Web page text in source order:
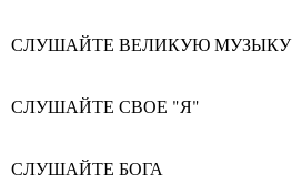
СЛУШАЙТЕ ВЕЛИКУЮ МУЗЫКУ
СЛУШАЙТЕ СВОЕ "Я"
СЛУШАЙТЕ БОГА